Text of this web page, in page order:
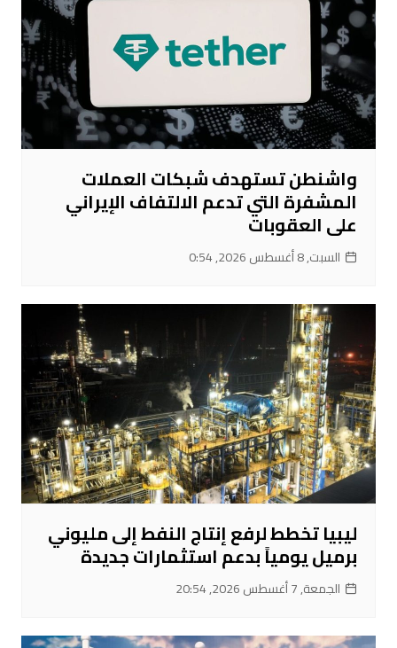
واشنطن تستهدف شبكات العملات
المشفرة التي تدعم الالتفاف الإيراني
على العقوبات
السبت, 8 أغسطس 2026, 0:54
ليبيا تخطط لرفع إنتاج النفط إلى مليوني
برميل يومياً بدعم استثمارات جديدة
الجمعة, 7 أغسطس 2026, 20:54